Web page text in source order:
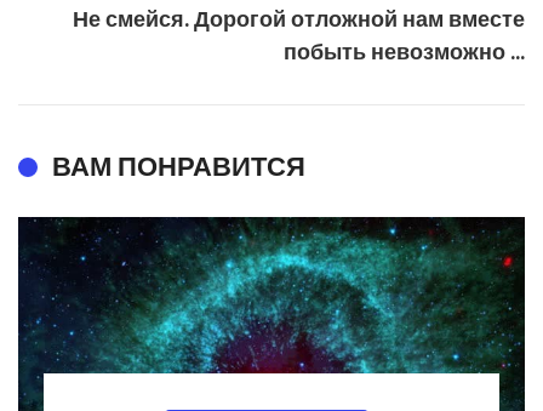
Не смейся. Дорогой отложной нам вместе
побыть невозможно …
ВАМ ПОНРАВИТСЯ